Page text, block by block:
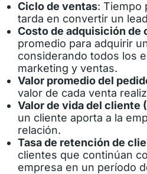
Ciclo de ventas: Tiempo
tarda en convertir un
Costo de adquisición de
promedio para adquirir
considerando todos los
marketing y ventas.
Valor promedio del
valor de cada venta
Valor de vida del cliente
un cliente aporta a la
relación.
Tasa de retención de
clientes que continúan
empresa en un período